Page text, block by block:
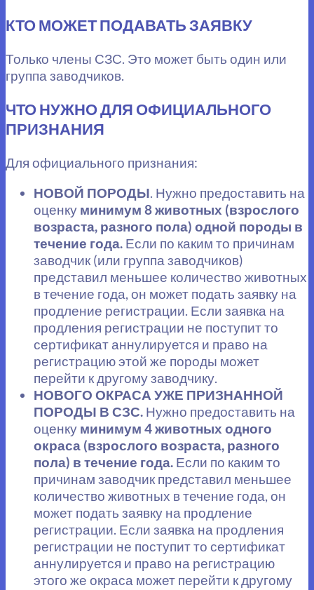
КТО МОЖЕТ ПОДАВАТЬ ЗАЯВКУ
Только члены СЗС. Это может быть один или
группа заводчиков.
ЧТО НУЖНО ДЛЯ ОФИЦИАЛЬНОГО
ПРИЗНАНИЯ
Для официального признания:
НОВОЙ ПОРОДЫ. Нужно предоставить на
оценку минимум 8 животных (взрослого
возраста, разного пола) одной породы в
течение года. Если по каким то причинам
заводчик (или группа заводчиков)
представил меньшее количество животных
в течение года, он может подать заявку на
продление регистрации. Если заявка на
продления регистрации не поступит то
сертификат аннулируется и право на
регистрацию этой же породы может
перейти к другому заводчику.
НОВОГО ОКРАСА УЖЕ ПРИЗНАННОЙ
ПОРОДЫ В СЗС. Нужно предоставить на
оценку минимум 4 животных одного
окраса (взрослого возраста, разного
пола) в течение года. Если по каким то
причинам заводчик представил меньшее
количество животных в течение года, он
может подать заявку на продление
регистрации. Если заявка на продления
регистрации не поступит то сертификат
аннулируется и право на регистрацию
этого же окраса может перейти к другому